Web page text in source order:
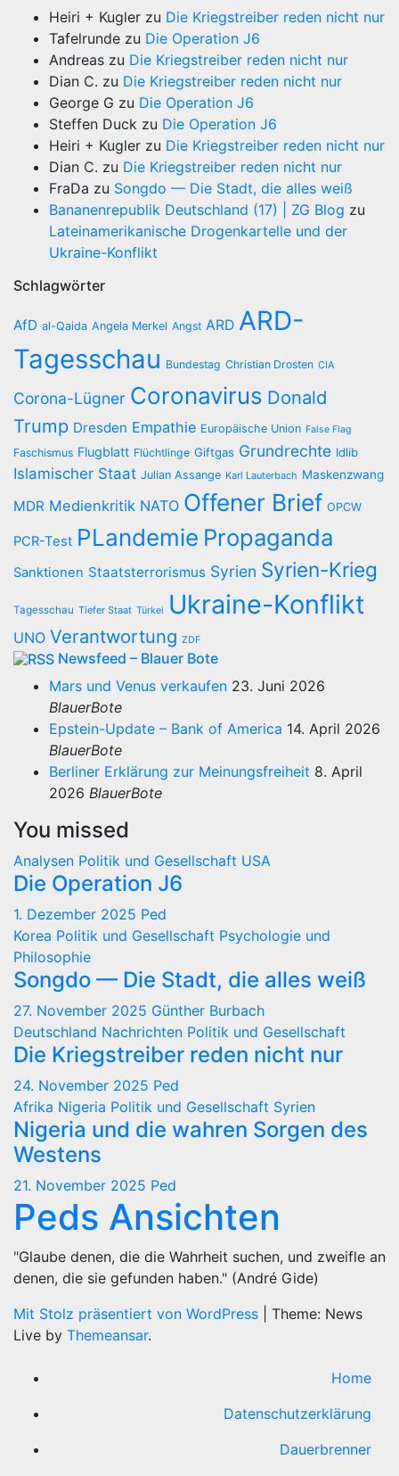
Heiri + Kugler zu Die Kriegstreiber reden nicht nur
Tafelrunde zu Die Operation J6
Andreas zu Die Kriegstreiber reden nicht nur
Dian C. zu Die Kriegstreiber reden nicht nur
George G zu Die Operation J6
Steffen Duck zu Die Operation J6
Heiri + Kugler zu Die Kriegstreiber reden nicht nur
Dian C. zu Die Kriegstreiber reden nicht nur
FraDa zu Songdo — Die Stadt, die alles weiß
Bananenrepublik Deutschland (17) | ZG Blog zu
Lateinamerikanische Drogenkartelle und der
Ukraine-Konflikt
Schlagwörter
AfD al-Qaida Angela Merkel Angst ARD ARD-
Tagesschau Bundestag Christian Drosten CIA
Corona-Lügner Coronavirus Donald
Trump Dresden Empathie Europäische Union False Flag
Faschismus Flugblatt Flüchtlinge Giftgas Grundrechte Idlib
Islamischer Staat Julian Assange Karl Lauterbach Maskenzwang
MDR Medienkritik NATO Offener Brief OPCW
PCR-Test PLandemie Propaganda
Sanktionen Staatsterrorismus Syrien Syrien-Krieg
Tagesschau Tiefer Staat Türkei Ukraine-Konflikt
UNO Verantwortung ZDF
Newsfeed – Blauer Bote
Mars und Venus verkaufen 23. Juni 2026
BlauerBote
Epstein-Update – Bank of America 14. April 2026
BlauerBote
Berliner Erklärung zur Meinungsfreiheit 8. April
2026 BlauerBote
You missed
Analysen Politik und Gesellschaft USA
Die Operation J6
1. Dezember 2025 Ped
Korea Politik und Gesellschaft Psychologie und
Philosophie
Songdo — Die Stadt, die alles weiß
27. November 2025 Günther Burbach
Deutschland Nachrichten Politik und Gesellschaft
Die Kriegstreiber reden nicht nur
24. November 2025 Ped
Afrika Nigeria Politik und Gesellschaft Syrien
Nigeria und die wahren Sorgen des
Westens
21. November 2025 Ped
Peds Ansichten
"Glaube denen, die die Wahrheit suchen, und zweifle an
denen, die sie gefunden haben." (André Gide)
Mit Stolz präsentiert von WordPress
Theme: News
Live by Themeansar.
Home
Datenschutzerklärung
Dauerbrenner